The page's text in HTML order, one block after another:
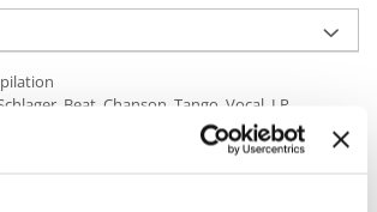
Beat, Chanson, Tango, Vocal, LP,